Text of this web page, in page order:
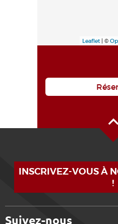
Leaflet| ©
INSCRIVEZ-VOUS À
!
Suivez-nous